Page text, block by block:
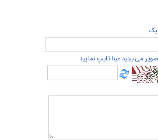
می بینید عینا تایپ نمایید